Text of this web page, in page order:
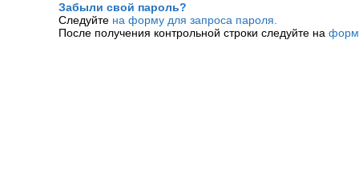
Забыли свой пароль?
Следуйте на форму для запроса пароля.
После получения контрольной строки следуйте на